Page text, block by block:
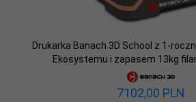
Drukarka Banach 3D School z 1-
Ekosystemu i zapasem 13kg
7102,00 PLN